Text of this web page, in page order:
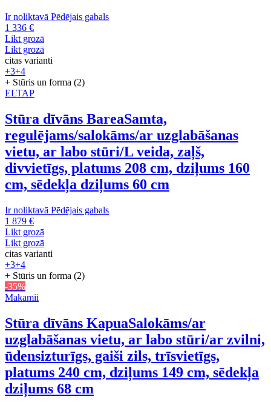
Ir noliktavā Pēdējais gabals
1 336 €
Likt grozā
Likt grozā
citas varianti
+3+4
+ Stūris un forma (2)
ELTAP
Stūra dīvāns BareaSamta,
regulējams/salokāms/ar uzglabāšanas
vietu, ar labo stūri/L veida, zaļš,
divvietīgs, platums 208 cm, dziļums 160
cm, sēdekļa dziļums 60 cm
Ir noliktavā Pēdējais gabals
1 879 €
Likt grozā
Likt grozā
citas varianti
+3+4
+ Stūris un forma (2)
-35%
Makamii
Stūra dīvāns KapuaSalokāms/ar
uzglabāšanas vietu, ar labo stūri/ar zvilni,
ūdensizturīgs, gaiši zils, trīsvietīgs,
platums 240 cm, dziļums 149 cm, sēdekļa
dziļums 68 cm